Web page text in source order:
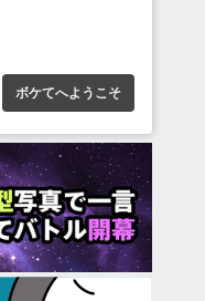
ボケてへようこそ